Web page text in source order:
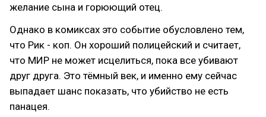
желание сына и горюющий отец.
Однако в комиксах это событие обусловлено тем,
что Рик - коп. Он хороший полицейский и считает,
что МИР не может исцелиться, пока все убивают
друг друга. Это тёмный век, и именно ему сейчас
выпадает шанс показать, что убийство не есть
панацея.